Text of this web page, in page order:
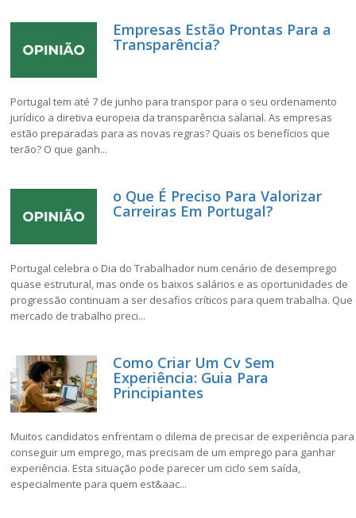
Empresas Estão Prontas Para a
Transparência?
Portugal tem até 7 de junho para transpor para o seu ordenamento
jurídico a diretiva europeia da transparência salarial. As empresas
estão preparadas para as novas regras? Quais os benefícios que
terão? O que ganh...
o Que É Preciso Para Valorizar
Carreiras Em Portugal?
Portugal celebra o Dia do Trabalhador num cenário de desemprego
quase estrutural, mas onde os baixos salários e as oportunidades de
progressão continuam a ser desafios críticos para quem trabalha. Que
mercado de trabalho preci...
Como Criar Um Cv Sem
Experiência: Guia Para
Principiantes
Muitos candidatos enfrentam o dilema de precisar de experiência para
conseguir um emprego, mas precisam de um emprego para ganhar
experiência. Esta situação pode parecer um ciclo sem saída,
especialmente para quem est&aac...